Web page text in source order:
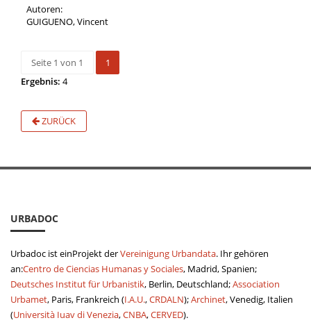
Autoren:
GUIGUENO, Vincent
Seite 1 von 1
1
Ergebnis: 4
ZURÜCK
URBADOC
Urbadoc ist einProjekt derVereinigung Urbandata. Ihr gehören
an:Centro de Ciencias Humanas y Sociales, Madrid, Spanien;
Deutsches Institut für Urbanistik, Berlin, Deutschland;Association
Urbamet, Paris, Frankreich (I.A.U.,CRDALN);Archinet, Venedig, Italien
(Università Iuav di Venezia,CNBA,CERVED).